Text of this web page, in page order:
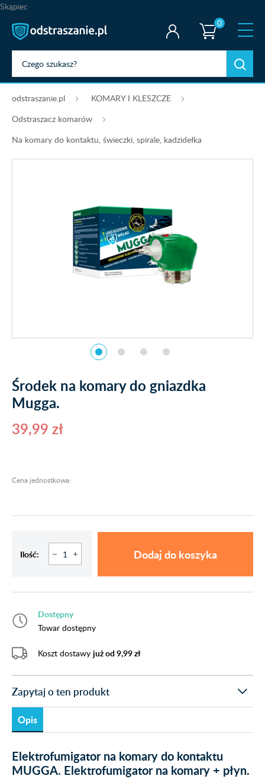
Skąpiec
0
odstraszanie.pl
KOMARY I KLESZCZE
Odstraszacz komarów
Na komary do kontaktu, świeczki, spirale, kadzidełka
Środek na komary do gniazdka
Mugga.
39,99 zł
Cena jednostkowa:
Ilość: Dodaj do koszyka
Dostępny
Towar dostępny
Koszt dostawy już od 9,99 zł
Zapytaj o ten produkt
Opis
Elektrofumigator na komary do kontaktu
MUGGA. Elektrofumigator na komary + płyn.